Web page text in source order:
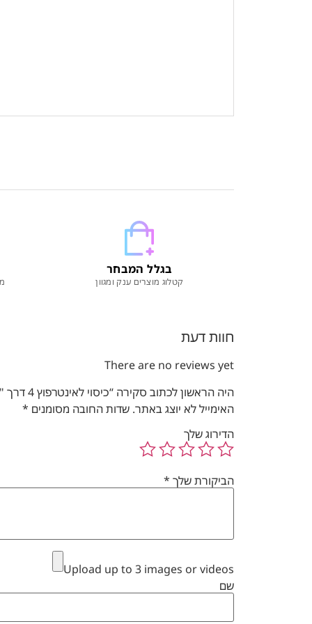
בגלל המבחר
קטלוג מוצרים ענק ומגוון
חוות דעת
There are no reviews yet
היה הראשון לכתוב סקירה “כיסוי לאינטרפוץ 4 דרך "חמת" סדרת Rome – נחושת מוברש F20S | מק"ט 305488”
האימייל לא יוצג באתר. שדות החובה מסומנים *
הדירוג שלך
הביקורת שלך *
Upload up to 3 images or videos
שם